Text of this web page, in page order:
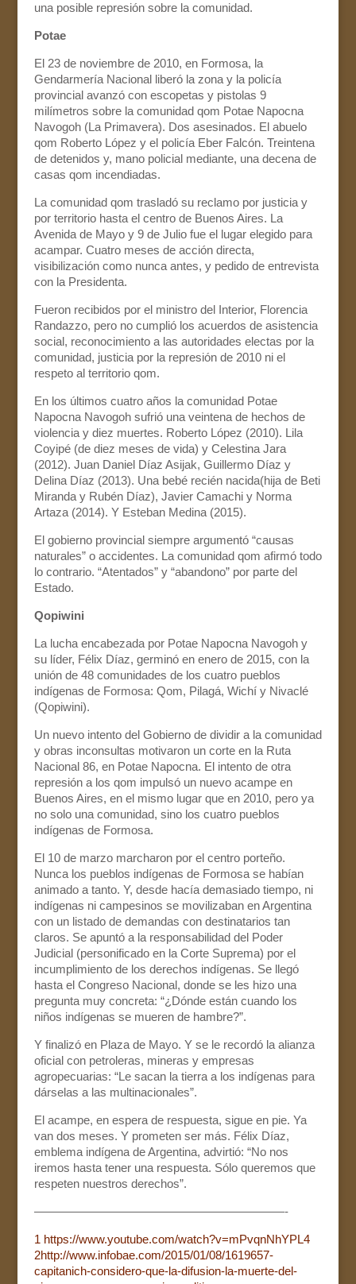
una posible represión sobre la comunidad.
Potae
El 23 de noviembre de 2010, en Formosa, la
Gendarmería Nacional liberó la zona y la policía
provincial avanzó con escopetas y pistolas 9
milímetros sobre la comunidad qom Potae Napocna
Navogoh (La Primavera). Dos asesinados. El abuelo
qom Roberto López y el policía Eber Falcón. Treintena
de detenidos y, mano policial mediante, una decena de
casas qom incendiadas.
La comunidad qom trasladó su reclamo por justicia y
por territorio hasta el centro de Buenos Aires. La
Avenida de Mayo y 9 de Julio fue el lugar elegido para
acampar. Cuatro meses de acción directa,
visibilización como nunca antes, y pedido de entrevista
con la Presidenta.
Fueron recibidos por el ministro del Interior, Florencia
Randazzo, pero no cumplió los acuerdos de asistencia
social, reconocimiento a las autoridades electas por la
comunidad, justicia por la represión de 2010 ni el
respeto al territorio qom.
En los últimos cuatro años la comunidad Potae
Napocna Navogoh sufrió una veintena de hechos de
violencia y diez muertes. Roberto López (2010). Lila
Coyipé (de diez meses de vida) y Celestina Jara
(2012). Juan Daniel Díaz Asijak, Guillermo Díaz y
Delina Díaz (2013). Una bebé recién nacida(hija de Beti
Miranda y Rubén Díaz), Javier Camachi y Norma
Artaza (2014). Y Esteban Medina (2015).
El gobierno provincial siempre argumentó “causas
naturales” o accidentes. La comunidad qom afirmó todo
lo contrario. “Atentados” y “abandono” por parte del
Estado.
Qopiwini
La lucha encabezada por Potae Napocna Navogoh y
su líder, Félix Díaz, germinó en enero de 2015, con la
unión de 48 comunidades de los cuatro pueblos
indígenas de Formosa: Qom, Pilagá, Wichí y Nivaclé
(Qopiwini).
Un nuevo intento del Gobierno de dividir a la comunidad
y obras inconsultas motivaron un corte en la Ruta
Nacional 86, en Potae Napocna. El intento de otra
represión a los qom impulsó un nuevo acampe en
Buenos Aires, en el mismo lugar que en 2010, pero ya
no solo una comunidad, sino los cuatro pueblos
indígenas de Formosa.
El 10 de marzo marcharon por el centro porteño.
Nunca los pueblos indígenas de Formosa se habían
animado a tanto. Y, desde hacía demasiado tiempo, ni
indígenas ni campesinos se movilizaban en Argentina
con un listado de demandas con destinatarios tan
claros. Se apuntó a la responsabilidad del Poder
Judicial (personificado en la Corte Suprema) por el
incumplimiento de los derechos indígenas. Se llegó
hasta el Congreso Nacional, donde se les hizo una
pregunta muy concreta: “¿Dónde están cuando los
niños indígenas se mueren de hambre?”.
Y finalizó en Plaza de Mayo. Y se le recordó la alianza
oficial con petroleras, mineras y empresas
agropecuarias: “Le sacan la tierra a los indígenas para
dárselas a las multinacionales”.
El acampe, en espera de respuesta, sigue en pie. Ya
van dos meses. Y prometen ser más. Félix Díaz,
emblema indígena de Argentina, advirtió: “No nos
iremos hasta tener una respuesta. Sólo queremos que
respeten nuestros derechos”.
—————————————————————-
1 https://www.youtube.com/watch?v=mPvqnNhYPL4
2http://www.infobae.com/2015/01/08/1619657-
capitanich-considero-que-la-difusion-la-muerte-del-